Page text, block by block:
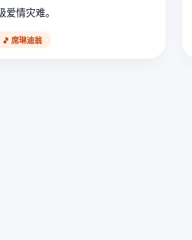
情灾难。
🎵 席琳迪翁